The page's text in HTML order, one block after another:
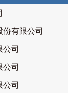
份有限公司
公司
公司
公司